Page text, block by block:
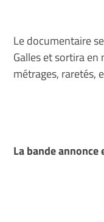
Le documentaire
Galles et sortira en
métrages, raretés,
La bande